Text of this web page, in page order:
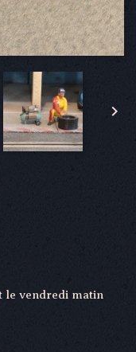

le vendredi matin